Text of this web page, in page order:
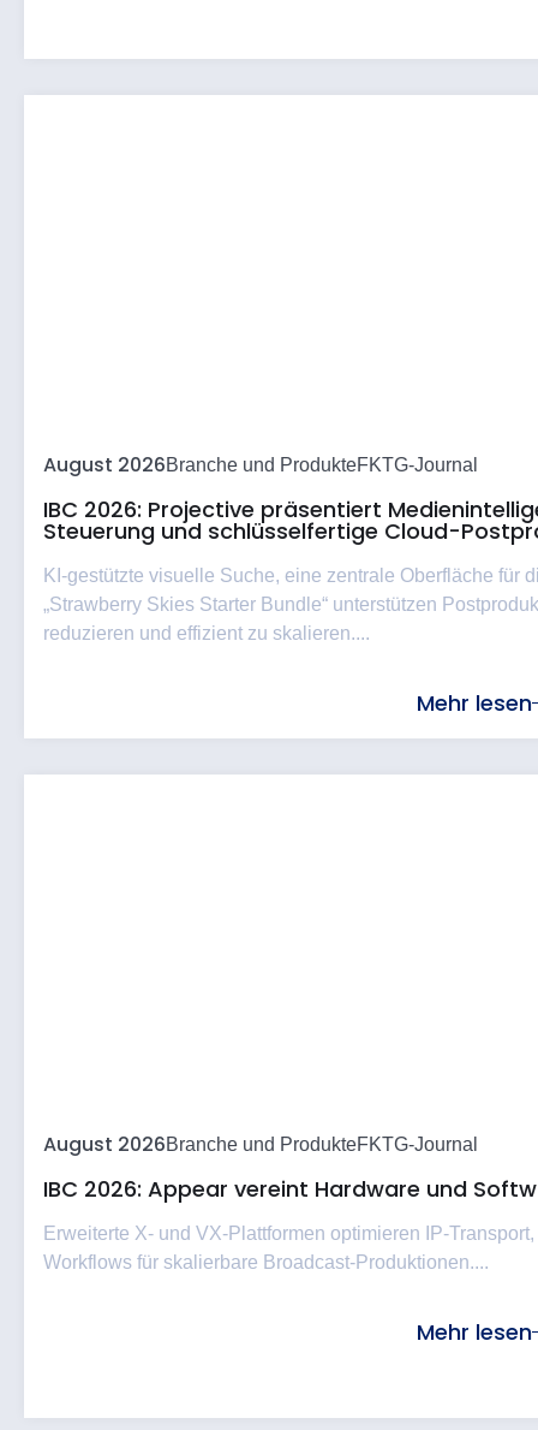
August 2026Branche und ProdukteFKTG-Journal
IBC 2026: Projective präsentiert
Steuerung und schlüsselfertige Cloud-
KI-gestützte visuelle Suche, eine zentrale Oberfläche für
„Strawberry Skies Starter Bundle“ unterstützen
reduzieren und effizient zu skalieren....
Mehr lesen
August 2026Branche und ProdukteFKTG-Journal
IBC 2026: Appear vereint Hardware und
Erweiterte X- und VX-Plattformen optimieren IP-
Workflows für skalierbare Broadcast-Produktionen....
Mehr lesen